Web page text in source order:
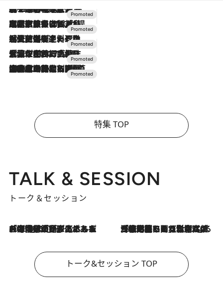
2026.8.7
【トンボの足水浴】ヒノキの香りに包まれて涼感マックス！約13℃の湧水かけ流しを避暑地「星野温泉 トンボの湯」で体験
2026.7.31
【ホテル帰省】という選択肢をOMOが提案。家族とほどよい距離を保つには「昼は実家、夜は気兼ねなくホテルで！」
2026.7.24
【夏限定ディナーコース】旬を迎える稚鮎や花ズッキーニなどをイタリア・トスカーナの郷土料理の手法で満喫！
2026.7.17
「土佐和ハーブかき氷」がOMO7高知に登場！生姜、山椒、大葉など目にも舌にも涼を呼ぶ郷土の味
2026.7.10
NEW OPEN！【界 草津】名湯の地に誕生。趣の異なる2種の温泉と上州ならではの会席・蕎麦割烹など美食を味わう究極の癒やし旅
特集 TOP
TALK & SESSION
トーク＆セッション
2026.8.3
「今後値上げがあるとすれば…」「リスクがあるのは今年の冬」エネルギー専門家が語る、ホルムズ海峡封鎖が家庭にもたらす“ある心配” 2026.8.3
「住宅建てられない…」「サーチャージ料の高値が続いている」ホルムズ海峡封鎖による影響はいつまで続く？《エネルギー専門家に聞く“どうなる日本の暮らし”》
トーク&セッション TOP